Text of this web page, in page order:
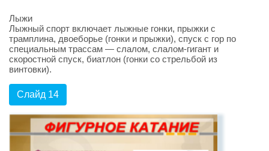
Лыжи
Лыжный спорт включает лыжные гонки, прыжки с
трамплина, двоеборье (гонки и прыжки), спуск с гор по
специальным трассам — слалом, слалом-гигант и
скоростной спуск, биатлон (гонки со стрельбой из
винтовки).
Слайд 14